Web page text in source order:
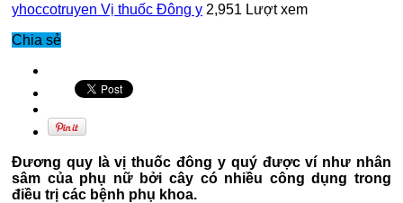
yhoccotruyen Vị thuốc Đông y 2,951 Lượt xem
Chia sẻ
Đương quy là vị thuốc đông y quý được ví như nhân
sâm của phụ nữ bởi cây có nhiều công dụng trong
điều trị các bệnh phụ khoa.